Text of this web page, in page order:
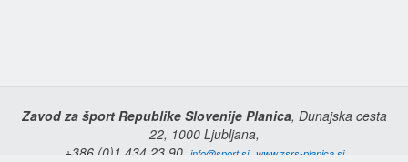
Zavod za šport Republike Slovenije Planica, Dunajska cesta
22, 1000 Ljubljana,
+386 (0)1 434 23 90, info@sport.si, www.zsrs-planica.si